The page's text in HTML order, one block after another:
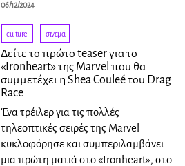
06/12/2024
culture · σινεμά
Δείτε το πρώτο teaser για το
«Ironheart» της Marvel που θα
συμμετέχει η Shea Couleé του Drag
Race
Ένα τρέιλερ για τις πολλές
τηλεοπτικές σειρές της Marvel
κυκλοφόρησε και συμπεριλαμβάνει
μια πρώτη ματιά στο «Ironheart», στο